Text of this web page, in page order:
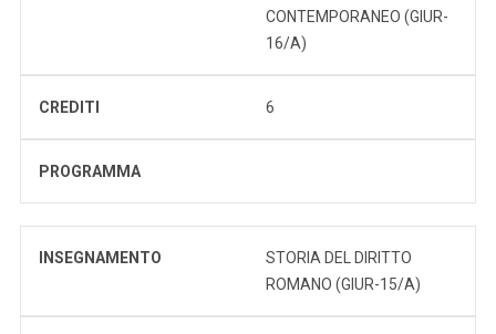
CONTEMPORANEO (GIUR-
16/A)
CREDITI 6
PROGRAMMA
INSEGNAMENTO
STORIA DEL DIRITTO
ROMANO (GIUR-15/A)